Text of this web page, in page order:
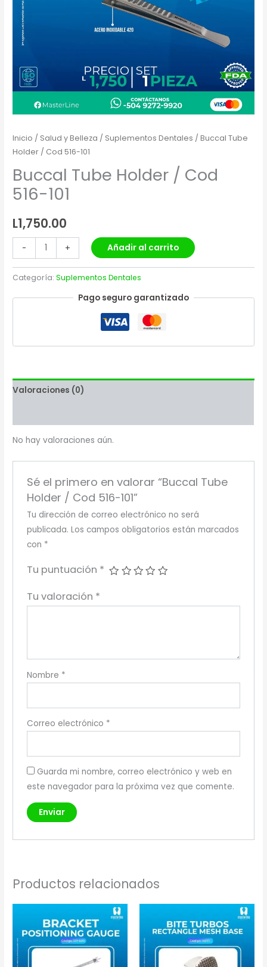
Inicio / Salud y Belleza / Suplementos Dentales / Buccal Tube
Holder / Cod 516-101
Buccal Tube Holder / Cod
516-101
L1,750.00
- + Añadir al carrito
Categoría:Suplementos Dentales
Pago seguro garantizado
Valoraciones (0)
No hay valoraciones aún.
Sé el primero en valorar “Buccal Tube
Holder / Cod 516-101”
Tu dirección de correo electrónico no será
publicada. Los campos obligatorios están marcados
con *
Tu puntuación *
Tu valoración *
Nombre *
Correo electrónico *
Guarda mi nombre, correo electrónico y web en
este navegador para la próxima vez que comente.
Productos relacionados